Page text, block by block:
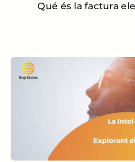
Qué és la factura